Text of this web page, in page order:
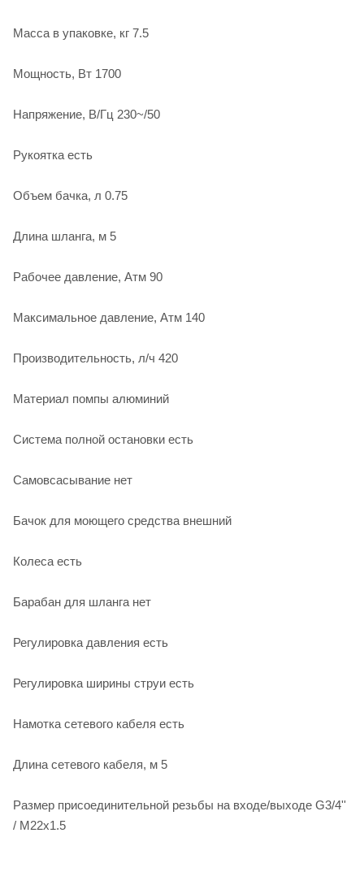
Масса в упаковке, кг 7.5
Мощность, Вт 1700
Напряжение, В/Гц 230~/50
Рукоятка есть
Объем бачка, л 0.75
Длина шланга, м 5
Рабочее давление, Атм 90
Максимальное давление, Атм 140
Производительность, л/ч 420
Материал помпы алюминий
Система полной остановки есть
Самовсасывание нет
Бачок для моющего средства внешний
Колеса есть
Барабан для шланга нет
Регулировка давления есть
Регулировка ширины струи есть
Намотка сетевого кабеля есть
Длина сетевого кабеля, м 5
Размер присоединительной резьбы на входе/выходе G3/4''
/ М22х1.5